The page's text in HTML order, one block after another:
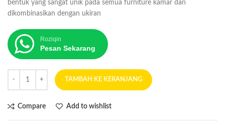
bentuk yang sangat unik pada semua furniture kamar dan
dikombinasikan dengan ukiran
Roziqin
Pesan Sekarang
TAMBAH KE KERANJANG
Compare Add to wishlist